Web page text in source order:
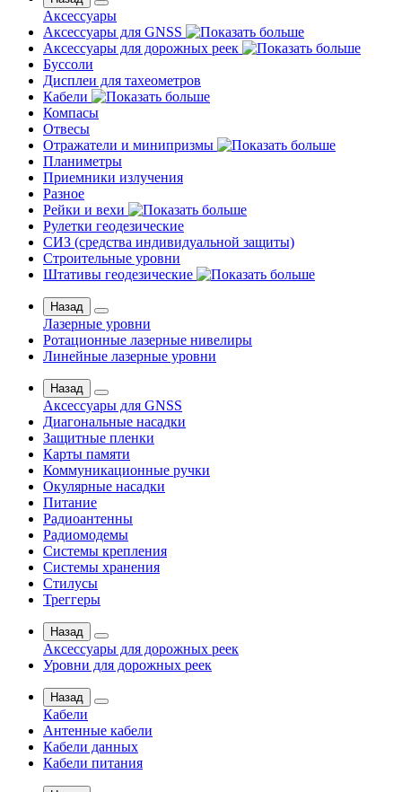
Аксессуары
Аксессуары для GNSS
Аксессуары для дорожных реек
Буссоли
Дисплеи для тахеометров
Кабели
Компасы
Отвесы
Отражатели и минипризмы
Планиметры
Приемники излучения
Разное
Рейки и вехи
Рулетки геодезические
СИЗ (средства индивидуальной защиты)
Строительные уровни
Штативы геодезические
Назад
Лазерные уровни
Ротационные лазерные нивелиры
Линейные лазерные уровни
Назад
Аксессуары для GNSS
Диагональные насадки
Защитные пленки
Карты памяти
Коммуникационные ручки
Окулярные насадки
Питание
Радиоантенны
Радиомодемы
Системы крепления
Системы хранения
Стилусы
Треггеры
Назад
Аксессуары для дорожных реек
Уровни для дорожных реек
Назад
Кабели
Антенные кабели
Кабели данных
Кабели питания